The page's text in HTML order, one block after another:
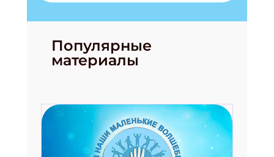
Популярные
материалы